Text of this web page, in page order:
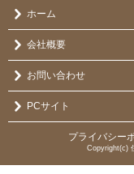
ホーム
会社概要
お問い合わせ
PCサイト
プライバシー
Copyright(c)